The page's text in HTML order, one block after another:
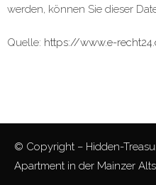
werden, können Sie dieser
Quelle: https://www.e-
© Copyright – Hidden-
Apartment in der Mainzer